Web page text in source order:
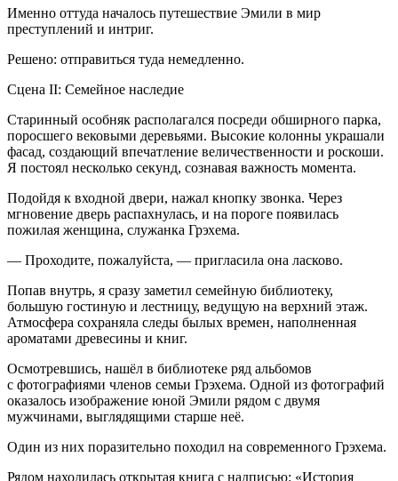
Именно оттуда началось путешествие Эмили в мир
преступлений и интриг.
Решено: отправиться туда немедленно.
Сцена II: Семейное наследие
Старинный особняк располагался посреди обширного парка,
поросшего вековыми деревьями. Высокие колонны украшали
фасад, создающий впечатление величественности и роскоши.
Я постоял несколько секунд, сознавая важность момента.
Подойдя к входной двери, нажал кнопку звонка. Через
мгновение дверь распахнулась, и на пороге появилась
пожилая женщина, служанка Грэхема.
— Проходите, пожалуйста, — пригласила она ласково.
Попав внутрь, я сразу заметил семейную библиотеку,
большую гостиную и лестницу, ведущую на верхний этаж.
Атмосфера сохраняла следы былых времен, наполненная
ароматами древесины и книг.
Осмотревшись, нашёл в библиотеке ряд альбомов
с фотографиями членов семьи Грэхема. Одной из фотографий
оказалось изображение юной Эмили рядом с двумя
мужчинами, выглядящими старше неё.
Один из них поразительно походил на современного Грэхема.
Рядом находилась открытая книга с надписью: «История